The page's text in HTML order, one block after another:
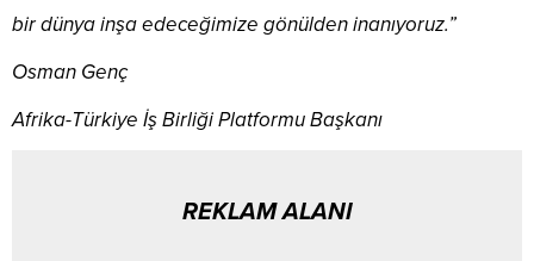
bir dünya inşa edeceğimize gönülden inanıyoruz.”
Osman Genç
Afrika-Türkiye İş Birliği Platformu Başkanı
REKLAM ALANI